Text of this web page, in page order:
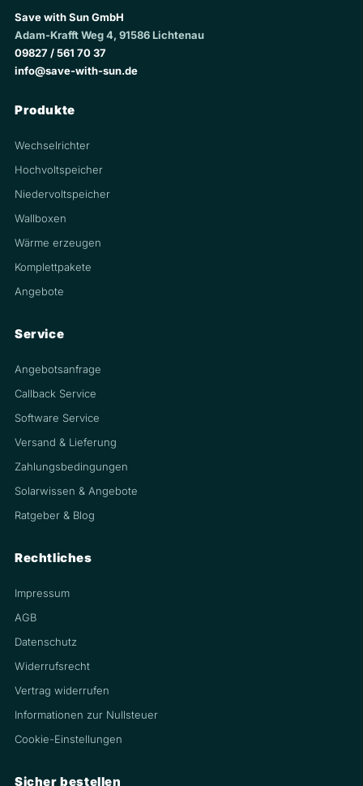
Save with Sun GmbH
Adam-Krafft Weg 4, 91586 Lichtenau
09827 / 561 70 37
info@save-with-sun.de
Produkte
Wechselrichter
Hochvoltspeicher
Niedervoltspeicher
Wallboxen
Wärme erzeugen
Komplettpakete
Angebote
Service
Angebotsanfrage
Callback Service
Software Service
Versand & Lieferung
Zahlungsbedingungen
Solarwissen & Angebote
Ratgeber & Blog
Rechtliches
Impressum
AGB
Datenschutz
Widerrufsrecht
Vertrag widerrufen
Informationen zur Nullsteuer
Cookie-Einstellungen
Sicher bestellen